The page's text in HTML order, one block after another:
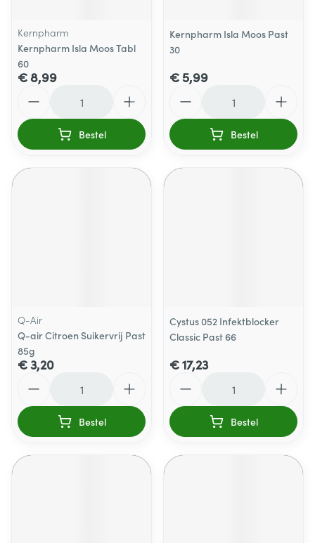
Kernpharm
Kernpharm Isla Moos Tabl
60
€ 8,99
Bestel
Kernpharm Isla Moos Past
30
€ 5,99
Bestel
Q-Air
Q-air Citroen Suikervrij Past
85g
€ 3,20
Bestel
Cystus 052 Infektblocker
Classic Past 66
€ 17,23
Bestel